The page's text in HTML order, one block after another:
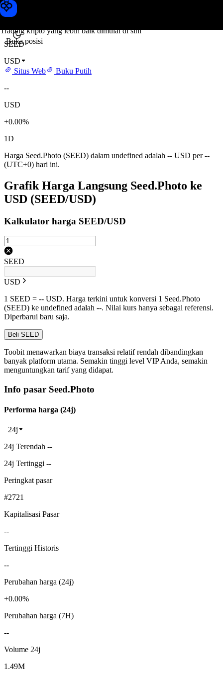
Trading kripto yang lebih baik dimulai di sini
Buka posisi
Harga Seed.Photo
SEED
USD
Situs Web
Buku Putih
--
USD
+0.00%
1D
Harga Seed.Photo (SEED) dalam undefined adalah -- USD per --
(UTC+0) hari ini.
Grafik Harga Langsung Seed.Photo ke
USD (SEED/USD)
Kalkulator harga SEED/USD
SEED
USD
1 SEED = -- USD. Harga terkini untuk konversi 1 Seed.Photo
(SEED) ke undefined adalah --. Nilai kurs hanya sebagai referensi.
Diperbarui baru saja.
Beli SEED
Toobit menawarkan biaya transaksi relatif rendah dibandingkan
banyak platform utama. Semakin tinggi level VIP Anda, semakin
menguntungkan tarif yang didapat.
Info pasar Seed.Photo
Performa harga (24j)
24j
24j Terendah --
24j Tertinggi --
Peringkat pasar
#2721
Kapitalisasi Pasar
--
Tertinggi Historis
--
Perubahan harga (24j)
+0.00%
Perubahan harga (7H)
--
Volume 24j
1.49M